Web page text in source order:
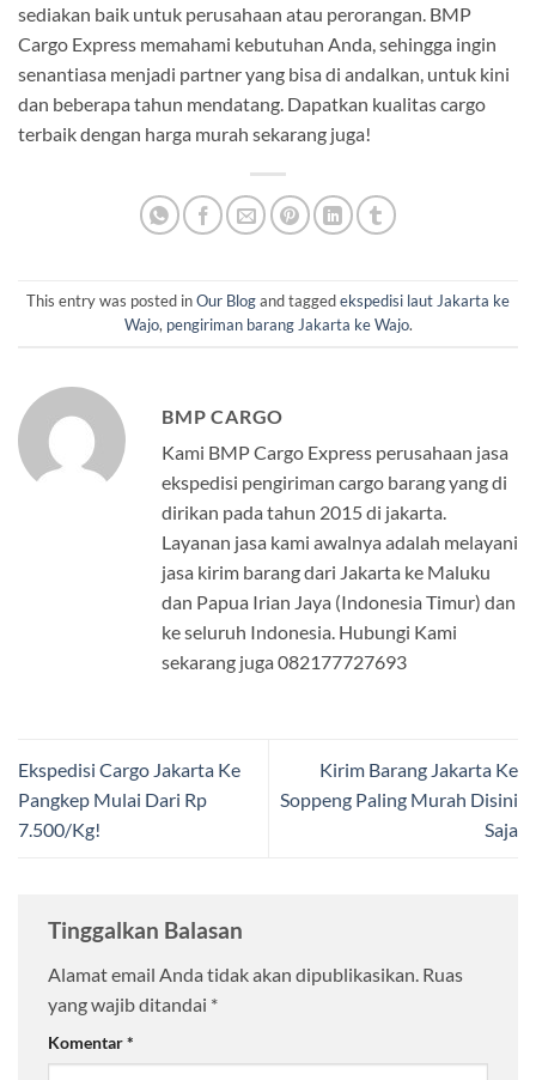
sediakan baik untuk perusahaan atau perorangan. BMP
Cargo Express memahami kebutuhan Anda, sehingga ingin
senantiasa menjadi partner yang bisa di andalkan, untuk kini
dan beberapa tahun mendatang. Dapatkan kualitas cargo
terbaik dengan harga murah sekarang juga!
This entry was posted inOur Blogand taggedekspedisi laut Jakarta ke
Wajo, pengiriman barang Jakarta ke Wajo.
BMP CARGO
Kami BMP Cargo Express perusahaan jasa
ekspedisi pengiriman cargo barang yang di
dirikan pada tahun 2015 di jakarta.
Layanan jasa kami awalnya adalah melayani
jasa kirim barang dari Jakarta ke Maluku
dan Papua Irian Jaya (Indonesia Timur) dan
ke seluruh Indonesia. Hubungi Kami
sekarang juga 082177727693
Ekspedisi Cargo Jakarta Ke
Pangkep Mulai Dari Rp
7.500/Kg!
Kirim Barang Jakarta Ke
Soppeng Paling Murah Disini
Saja
Tinggalkan Balasan
Alamat email Anda tidak akan dipublikasikan. Ruas
yang wajib ditandai *
Komentar*